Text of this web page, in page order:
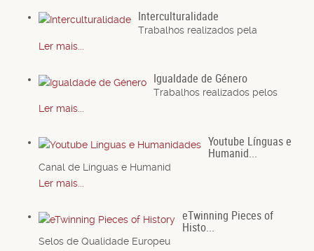
Interculturalidade
Trabalhos realizados pela
Ler mais...
Igualdade de Género
Trabalhos realizados pelos
Ler mais...
Youtube Línguas e
Humanid...
Canal de Línguas e Humanid
Ler mais...
eTwinning Pieces of
Histo...
Selos de Qualidade Europeu